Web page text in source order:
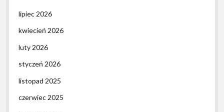
lipiec 2026
kwiecień 2026
luty 2026
styczeń 2026
listopad 2025
czerwiec 2025